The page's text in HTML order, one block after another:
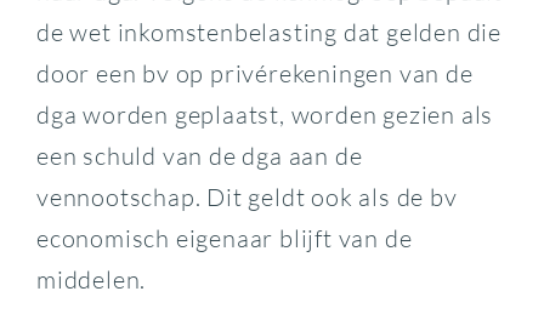
de wet inkomstenbelasting dat gelden die
door een bv op privérekeningen van de
dga worden geplaatst, worden gezien als
een schuld van de dga aan de
vennootschap. Dit geldt ook als de bv
economisch eigenaar blijft van de
middelen.